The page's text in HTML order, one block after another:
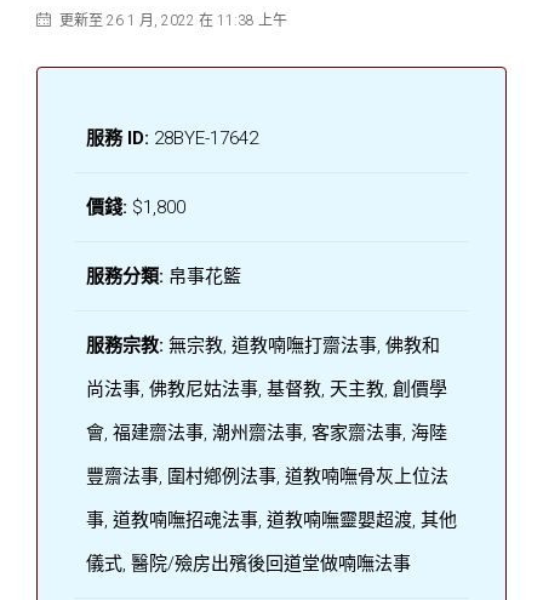
更新至 26 1 月, 2022 在 11:38 上午
服務 ID: 28BYE-17642
價錢: $1,800
服務分類: 帛事花籃
服務宗教: 無宗教, 道教喃嘸打齋法事, 佛教和
尚法事, 佛教尼姑法事, 基督教, 天主教, 創價學
會, 福建齋法事, 潮州齋法事, 客家齋法事, 海陸
豐齋法事, 圍村鄕例法事, 道教喃嘸骨灰上位法
事, 道教喃嘸招魂法事, 道教喃嘸靈嬰超渡, 其他
儀式, 醫院/殮房出殯後回道堂做喃嘸法事